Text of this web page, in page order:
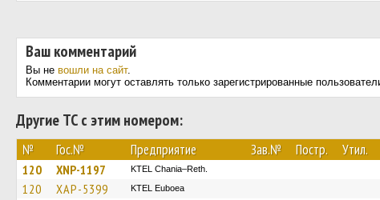
Ваш комментарий
Вы не вошли на сайт.
Комментарии могут оставлять только зарегистрированные
Другие ТС с этим номером:
№ Гос.№ Предприятие Зав.№ Постр. Утил.
120 XNP-1197 KTEL Chania–Reth.
120 XAP-5399 ΚΤΕL Euboea